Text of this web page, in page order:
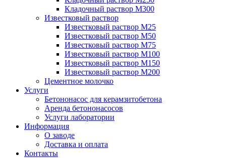
Кладочный раствор М300
Известковый раствор
Известковый раствор М25
Известковый раствор М50
Известковый раствор М75
Известковый раствор М100
Известковый раствор М150
Известковый раствор М200
Цементное молочко
Услуги
Бетононасос для керамзитобетона
Аренда бетононасосов
Услуги лаборатории
Информация
О заводе
Доставка и оплата
Контакты